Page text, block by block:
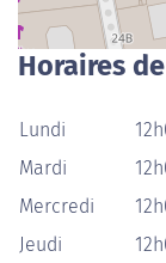
Horaires
Lundi
Mardi
Mercredi
Jeudi